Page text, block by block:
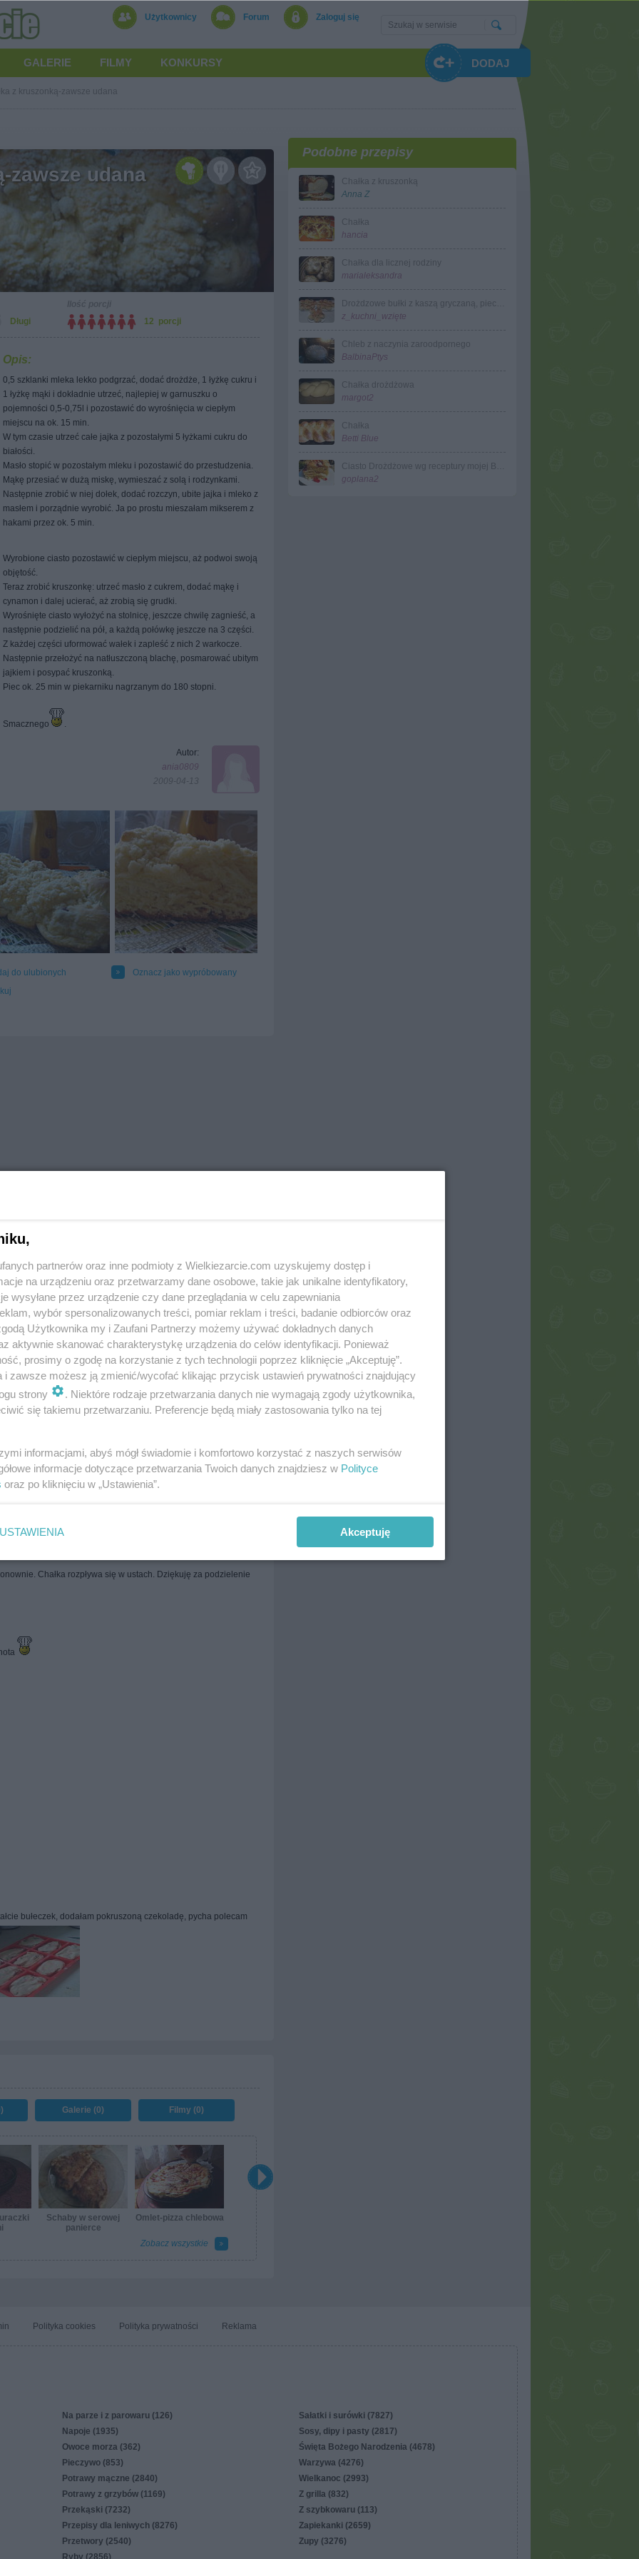
Użytkownicy Forum Zaloguj się
GALERIE FILMY KONKURSY DODAJ
z kruszonką-zawsze udana
zawsze udana
Długi
12 porcji
Opis:
0,5 szklanki mleka lekko podgrzać, dodać drożdże, 1 łyżkę cukru i
1 łyżkę mąki i dokładnie utrzeć, najlepiej w garnuszku o
pojemności 0,5-0,75l i pozostawić do wyrośnięcia w ciepłym
miejscu na ok. 15 min.
W tym czasie utrzeć całe jajka z pozostałymi 5 łyżkami cukru do
białości.
Masło stopić w pozostałym mleku i pozostawić do przestudzenia.
Mąkę przesiać w dużą miskę, wymieszać z solą i rodzynkami.
Następnie zrobić w niej dołek, dodać rozczyn, ubite jajka i mleko z
masłem i porządnie wyrobić. Ja po prostu mieszałam mikserem z
hakami przez ok. 5 min.
Wyrobione ciasto pozostawić w ciepłym miejscu, aż podwoi swoją
objętość.
Teraz zrobić kruszonkę: utrzeć masło z cukrem, dodać mąkę i
cynamon i dalej ucierać, aż zrobią się grudki.
Wyrośnięte ciasto wyłożyć na stolnicę, jeszcze chwilę zagnieść, a
następnie podzielić na pół, a każdą połówkę jeszcze na 3 części.
Z każdej części uformować wałek i zapleść z nich 2 warkocze.
Następnie przełożyć na natłuszczoną blachę, posmarować ubitym
jajkiem i posypać kruszonką.
Piec ok. 25 min w piekarniku nagrzanym do 180 stopni.
Smacznego .
Autor:
ania0809
2009-04-13
do ulubionych
Oznacz jako wypróbowany
narodów Kuchnia polska Pieczywo
Bułki i rogale
kruszonka wielkanoc więcej tagów
Zobacz wszystkie komentarze (69)
Chałka rozpływa się w ustach. Dziękuję za podzielenie
bułeczek, dodałam pokruszoną czekoladę, pycha polecam
Galerie (0) Filmy (0)
Schaby w serowej
panierce
Omlet-pizza chlebowa
Zobacz wszystkie
Podobne przepisy
Chałka z kruszonką
Anna Z
Chałka
hancia
Chałka dla licznej rodziny
marialeksandra
z_kuchni_wzięte
Chleb z naczynia zaroodpornego
BalbinaPtys
Chałka drożdżowa
margot2
Chałka
Betti Blue
goplana2
Polityka cookies Polityka prywatności Reklama
Na parze i z parowaru (126)
Napoje (1935)
Owoce morza (362)
Pieczywo (853)
Potrawy mączne (2840)
Potrawy z grzybów (1169)
Przekąski (7232)
Przepisy dla leniwych (8276)
Przetwory (2540)
Ryby (2856)
Sałatki i surówki (7827)
Sosy, dipy i pasty (2817)
Święta Bożego Narodzenia (4678)
Warzywa (4276)
Wielkanoc (2993)
Z grilla (832)
Z szybkowaru (113)
Zapiekanki (2659)
Zupy (3276)
partnerów oraz inne podmioty z Wielkiezarcie.com uzyskujemy dostęp i
na urządzeniu oraz przetwarzamy dane osobowe, takie jak unikalne identyfikatory,
wysyłane przez urządzenie czy dane przeglądania w celu zapewniania
wybór spersonalizowanych treści, pomiar reklam i treści, badanie odbiorców oraz
Użytkownika my i Zaufani Partnerzy możemy używać dokładnych danych
aktywnie skanować charakterystykę urządzenia do celów identyfikacji. Ponieważ
prosimy o zgodę na korzystanie z tych technologii poprzez kliknięcie „Akceptuję”.
i zawsze możesz ją zmienić/wycofać klikając przycisk ustawień prywatności znajdujący
strony
. Niektóre rodzaje przetwarzania danych nie wymagają zgody użytkownika,
się takiemu przetwarzaniu. Preferencje będą miały zastosowania tylko na tej
informacjami, abyś mógł świadomie i komfortowo korzystać z naszych serwisów
informacje dotyczące przetwarzania Twoich danych znajdziesz w Polityce
oraz po kliknięciu w „Ustawienia”.
USTAWIENIA Akceptuję